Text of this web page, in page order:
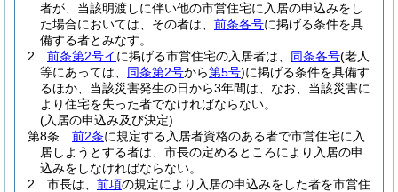
者が、当該明渡しに伴い他の市営住宅に入居の申込みをし
た場合においては、その者は、 前条各号に掲げる条件を具
備する者とみなす。
2
前条第2号イに掲げる市営住宅の入居者は、 同条各号(老人
等にあっては、 同条第2号から第5号)に掲げる条件を具備す
るほか、当該災害発生の日から3年間は、なお、当該災害に
より住宅を失った者でなければならない。
(入居の申込み及び決定)
第8条
前2条に規定する入居者資格のある者で市営住宅に入
居しようとする者は、市長の定めるところにより入居の申
込みをしなければならない。
2
市長は、 前項の規定により入居の申込みをした者を市営住